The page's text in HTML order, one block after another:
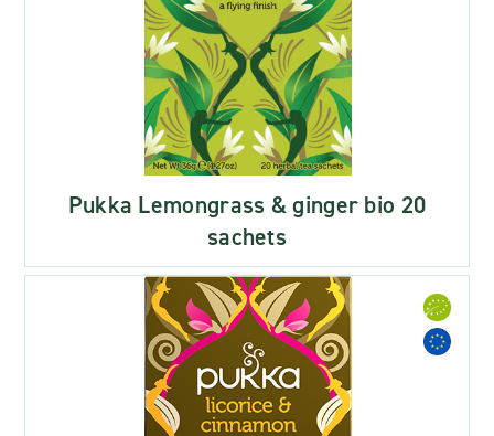
Pukka Lemongrass & ginger bio 20
sachets